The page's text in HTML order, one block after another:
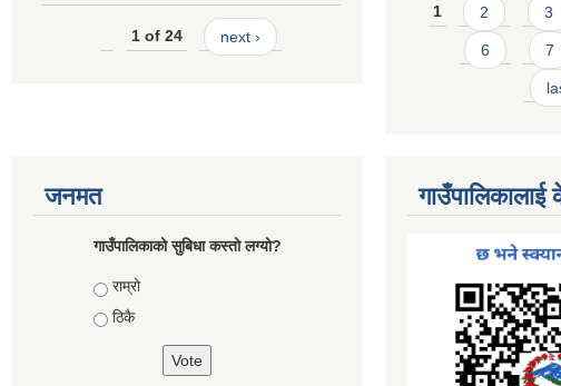
1 of 24 next ›
Pages
1 2 3
6 7
जनमत
गाउँपालिकाको सुबिधा कस्तो लग्यो?
Choices
राम्रो
ठिकै